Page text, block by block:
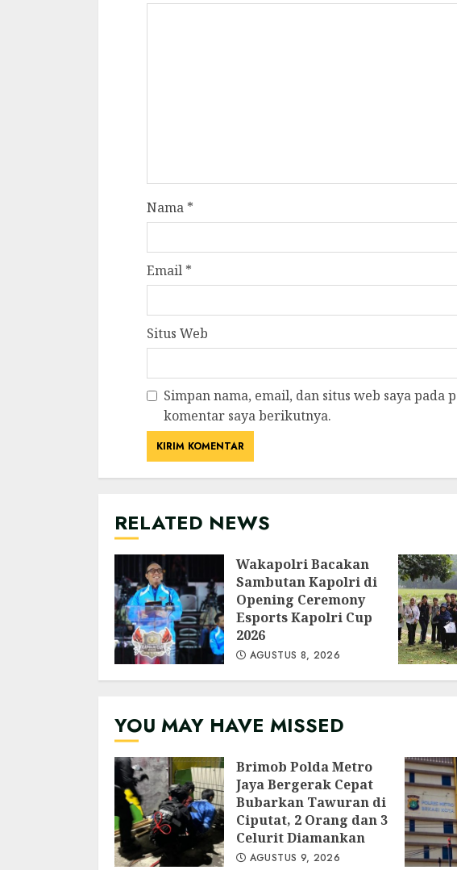
Nama *
Email *
Situs Web
Simpan nama, email, dan situs web saya pada
komentar saya berikutnya.
RELATED NEWS
Wakapolri Bacakan
Sambutan Kapolri di
Opening Ceremony
Esports Kapolri Cup
2026
AGUSTUS 8, 2026
YOU MAY HAVE MISSED
Brimob Polda Metro
Jaya Bergerak Cepat
Bubarkan Tawuran di
Ciputat, 2 Orang dan 3
Celurit Diamankan
AGUSTUS 9, 2026